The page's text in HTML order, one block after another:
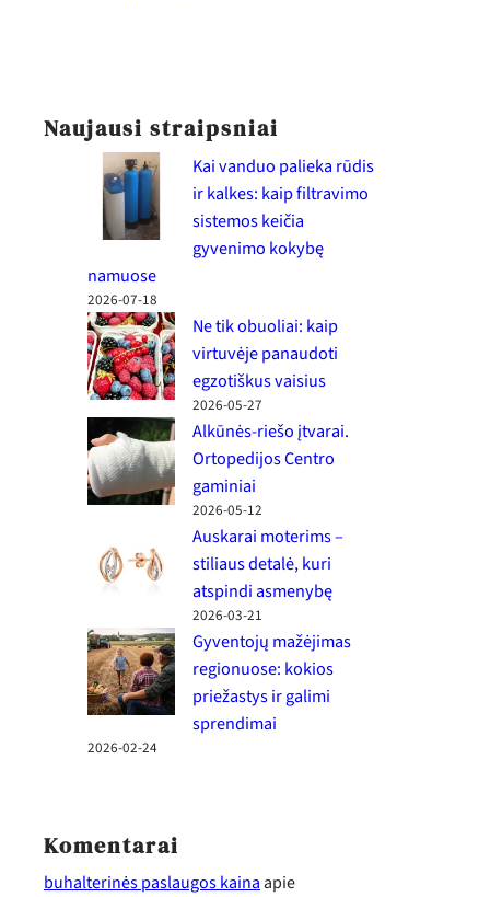
Naujausi straipsniai
Kai vanduo palieka rūdis
ir kalkes: kaip filtravimo
sistemos keičia
gyvenimo kokybę
namuose
2026-07-18
Ne tik obuoliai: kaip
virtuvėje panaudoti
egzotiškus vaisius
2026-05-27
Alkūnės-riešo įtvarai.
Ortopedijos Centro
gaminiai
2026-05-12
Auskarai moterims –
stiliaus detalė, kuri
atspindi asmenybę
2026-03-21
Gyventojų mažėjimas
regionuose: kokios
priežastys ir galimi
sprendimai
2026-02-24
Komentarai
buhalterinės paslaugos kainaapie